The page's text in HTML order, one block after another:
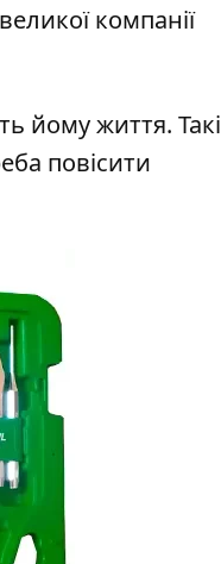
компанії
йому життя. Такі
повісити